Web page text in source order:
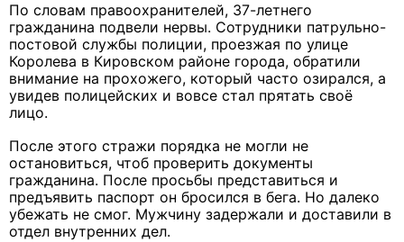
По словам правоохранителей, 37-летнего
гражданина подвели нервы. Сотрудники патрульно-
постовой службы полиции, проезжая по улице
Королева в Кировском районе города, обратили
внимание на прохожего, который часто озирался, а
увидев полицейских и вовсе стал прятать своё
лицо.
После этого стражи порядка не могли не
остановиться, чтоб проверить документы
гражданина. После просьбы представиться и
предъявить паспорт он бросился в бега. Но далеко
убежать не смог. Мужчину задержали и доставили в
отдел внутренних дел.